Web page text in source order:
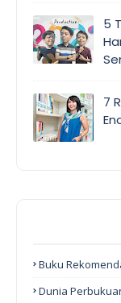
5
7
Buku
Dunia